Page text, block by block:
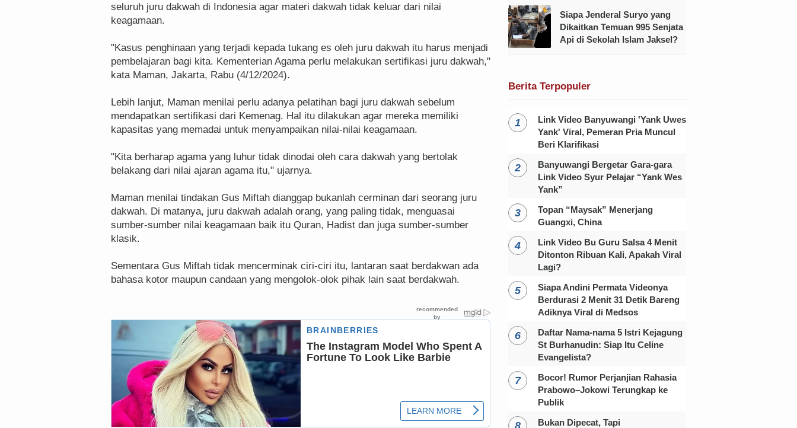
seluruh juru dakwah di Indonesia agar materi dakwah tidak keluar dari nilai
keagamaan.
"Kasus penghinaan yang terjadi kepada tukang es oleh juru dakwah itu harus menjadi
pembelajaran bagi kita. Kementerian Agama perlu melakukan sertifikasi juru dakwah,"
kata Maman, Jakarta, Rabu (4/12/2024).
Lebih lanjut, Maman menilai perlu adanya pelatihan bagi juru dakwah sebelum
mendapatkan sertifikasi dari Kemenag. Hal itu dilakukan agar mereka memiliki
kapasitas yang memadai untuk menyampaikan nilai-nilai keagamaan.
"Kita berharap agama yang luhur tidak dinodai oleh cara dakwah yang bertolak
belakang dari nilai ajaran agama itu," ujarnya.
Maman menilai tindakan Gus Miftah dianggap bukanlah cerminan dari seorang juru
dakwah. Di matanya, juru dakwah adalah orang, yang paling tidak, menguasai
sumber-sumber nilai keagamaan baik itu Quran, Hadist dan juga sumber-sumber
klasik.
Sementara Gus Miftah tidak mencerminak ciri-ciri itu, lantaran saat berdakwan ada
bahasa kotor maupun candaan yang mengolok-olok pihak lain saat berdakwah.
Siapa Jenderal Suryo yang
Dikaitkan Temuan 995 Senjata
Api di Sekolah Islam Jaksel?
Berita Terpopuler
Link Video Banyuwangi 'Yank Uwes
Yank' Viral, Pemeran Pria Muncul
Beri Klarifikasi
Banyuwangi Bergetar Gara-gara
Link Video Syur Pelajar “Yank Wes
Yank”
Topan “Maysak” Menerjang
Guangxi, China
Link Video Bu Guru Salsa 4 Menit
Ditonton Ribuan Kali, Apakah Viral
Lagi?
Siapa Andini Permata Videonya
Berdurasi 2 Menit 31 Detik Bareng
Adiknya Viral di Medsos
Daftar Nama-nama 5 Istri Kejagung
St Burhanudin: Siap Itu Celine
Evangelista?
Bocor! Rumor Perjanjian Rahasia
Prabowo–Jokowi Terungkap ke
Publik
Bukan Dipecat, Tapi